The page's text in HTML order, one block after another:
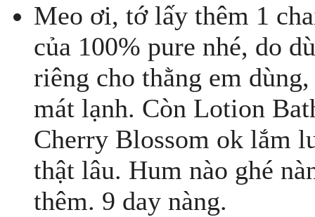
Meo ơi, tớ lấy thêm 1
của 100% pure nhé, do
riêng cho thằng em
mát lạnh. Còn Lotion
Cherry Blossom ok lắm
thật lâu. Hum nào ghé
thêm. 9 day nàng.